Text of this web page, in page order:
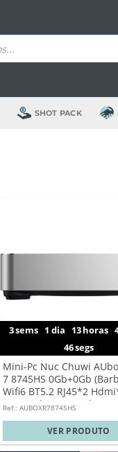
SHOT PACK
3sems 1 dia 13horas
45segs
Mini-Pc Nuc Chuwi
7 8745HS 0Gb+0Gb
Wifi6 BT5.2 RJ45*2
USB 3.2*1 USB 2.0*1
Ref.: AUBOXR78745HS
VER PRODUTO